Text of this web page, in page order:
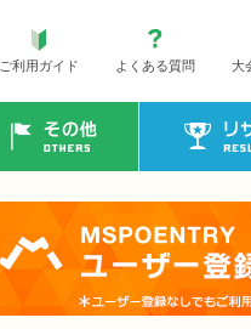
ご利用ガイド よくある質問 大
その他 リザ